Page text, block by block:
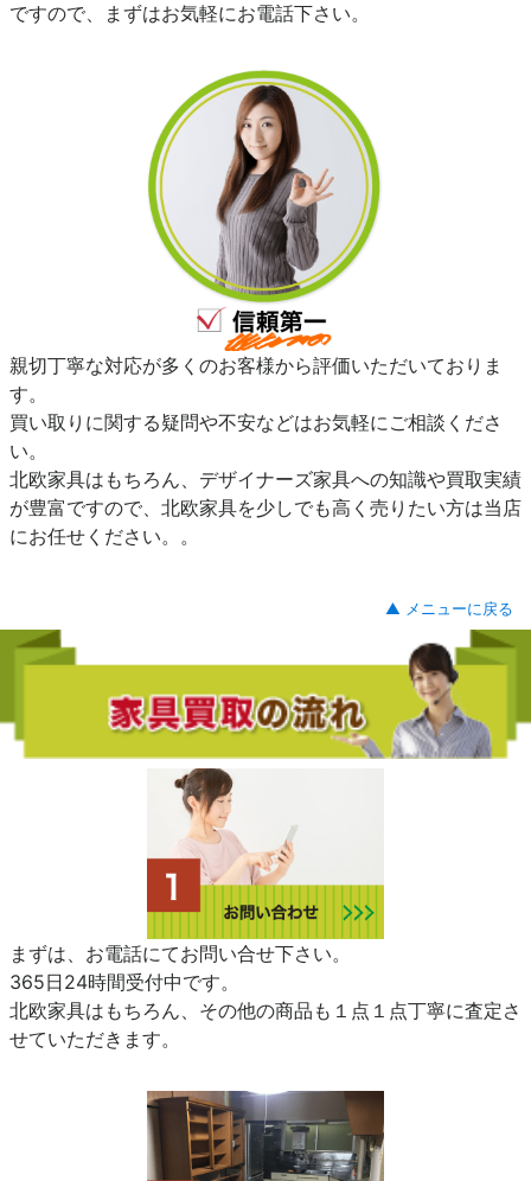
ですので、まずはお気軽にお電話下さい。
親切丁寧な対応が多くのお客様から評価いただいておりま
す。
買い取りに関する疑問や不安などはお気軽にご相談くださ
い。
北欧家具はもちろん、デザイナーズ家具への知識や買取実績
が豊富ですので、北欧家具を少しでも高く売りたい方は当店
にお任せください。。
▲ メニューに戻る
まずは、お電話にてお問い合せ下さい。
365日24時間受付中です。
北欧家具はもちろん、その他の商品も１点１点丁寧に査定さ
せていただきます。